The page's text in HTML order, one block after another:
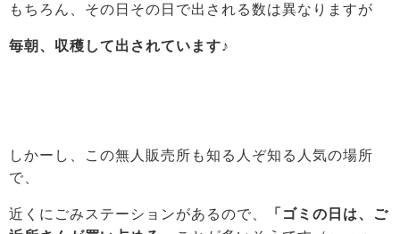
もちろん、その日その日で出される数は異なりますが
毎朝、収穫して出されています♪
しかーし、この無人販売所も知る人ぞ知る人気の場所
で、
近くにごみステーションがあるので、
「ゴミの日は、ご